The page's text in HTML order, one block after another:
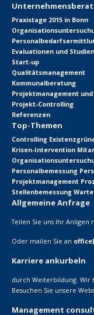
Praxistage 2015 in Bonn
Evaluationen und Studien
Start-up
Qualitätsmanagement
Kommunalberatung
Projektmanagement
Projekt-Controlling
Referenzen
Top-Themen
Controlling
Krisen-Intervention
Personalbemessung
Projektmanagement
Stellenbemessung
Allgemeine Anfrage
Teilen Sie uns Ihr Anligen
Oder mailen Sie an
Karriere ankurbeln
durch Weiterbildung. Wir
Besuchen Sie unsere
Management